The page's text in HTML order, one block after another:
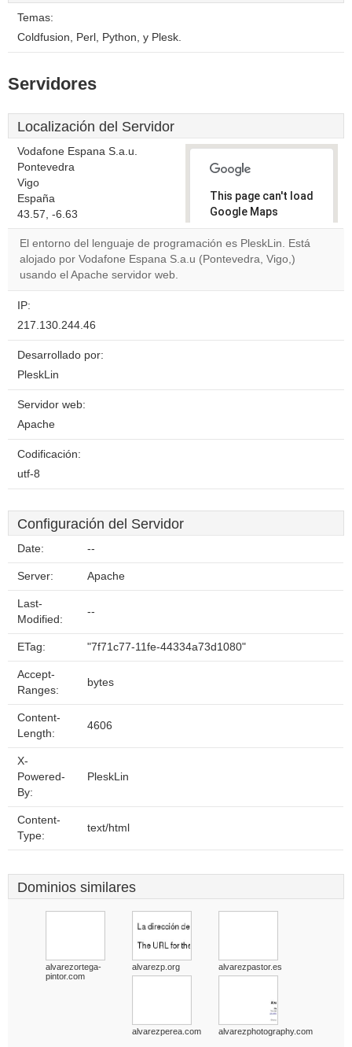
Temas:
Coldfusion, Perl, Python, y Plesk.
Servidores
Localización del Servidor
Vodafone Espana S.a.u.
Pontevedra
Vigo
España
43.57, -6.63
This page can't load
Google Maps
correctly.
Do you
El entorno del lenguaje de programación es PleskLin. Está
alojado por Vodafone Espana S.a.u (Pontevedra, Vigo,)
usando el Apache servidor web.
IP:
217.130.244.46
Desarrollado por:
PleskLin
Servidor web:
Apache
Codificación:
utf-8
Configuración del Servidor
Date: --
Server: Apache
Last-
Modified:
--
ETag: "7f71c77-11fe-44334a73d1080"
Accept-
Ranges:
bytes
Content-
Length:
4606
X-
Powered-
By:
PleskLin
Content-
Type:
text/html
Dominios similares
alvarezortega-
pintor.com
alvarezp.org alvarezpastor.es
alvarezperea.com alvarezphotography.com